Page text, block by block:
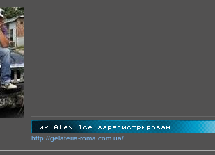
http://gelateria-roma.com.ua/